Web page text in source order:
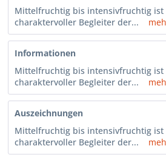
Mittelfruchtig bis intensivfruchtig ist
charaktervoller Begleiter der...
Informationen
Mittelfruchtig bis intensivfruchtig ist
charaktervoller Begleiter der...
Auszeichnungen
Mittelfruchtig bis intensivfruchtig ist
charaktervoller Begleiter der...